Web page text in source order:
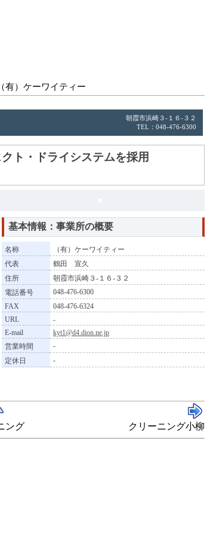
有）ケーワイティー
朝霞市浜崎３-１６-３２
TEL：048-476-6300
ト・ドライシステムを採用
基本情報：事業所の概要
名称
（有）ケーワイティー
代表
鶴田 宣久
住所
朝霞市浜崎３-１６-３２
電話番号
048-476-6300
FAX
048-476-6324
URL
-
E-mail
kyt1@d4.dion.ne.jp
営業時間
-
定休日
-
ング クリーニング小柳